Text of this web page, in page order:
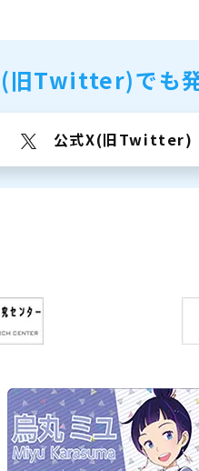
旧Twitter)でも
公式X(旧Twitter)